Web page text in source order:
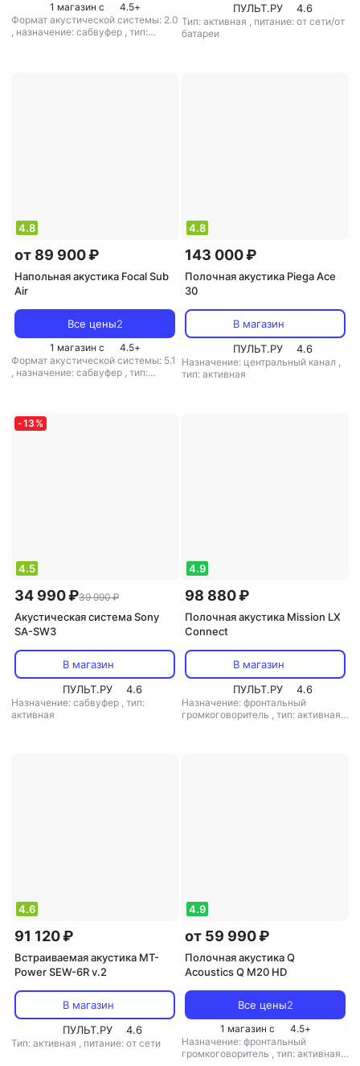
1 магазин с 4.5+
Формат акустической системы: 2.0
, назначение: сабвуфер , тип:
ПУЛЬТ.РУ
4.6
Тип: активная , питание: от сети/от
батареи
4.8
от 89 900 ₽
Напольная акустика Focal Sub
Air
Все цены2
1 магазин с 4.5+
Формат акустической системы: 5.1
, назначение: сабвуфер , тип:
4.8
143 000 ₽
Полочная акустика Piega Ace
30
В магазин
ПУЛЬТ.РУ
4.6
Назначение: центральный канал ,
тип: активная
-13 %
4.5
34 990 ₽39 990 ₽
Акустическая система Sony
SA-SW3
В магазин
ПУЛЬТ.РУ
4.6
Назначение: сабвуфер , тип:
активная
4.9
98 880 ₽
Полочная акустика Mission LX
Connect
В магазин
ПУЛЬТ.РУ
4.6
Назначение: фронтальный
громкоговоритель , тип: активная,
4.6
91 120 ₽
Встраиваемая акустика MT-
Power SEW-6R v.2
В магазин
ПУЛЬТ.РУ
4.6
Тип: активная , питание: от сети
4.9
от 59 990 ₽
Полочная акустика Q
Acoustics Q M20 HD
Все цены2
1 магазин с 4.5+
Назначение: фронтальный
громкоговоритель , тип: активная,